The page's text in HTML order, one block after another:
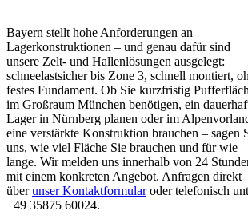
Bayern stellt hohe Anforderungen an
Lagerkonstruktionen – und genau dafür sind
unsere Zelt- und Hallenlösungen ausgelegt:
schneelastsicher bis Zone 3, schnell montiert,
festes Fundament. Ob Sie kurzfristig
im Großraum München benötigen, ein
Lager in Nürnberg planen oder im
eine verstärkte Konstruktion brauchen – sagen
uns, wie viel Fläche Sie brauchen und für wie
lange. Wir melden uns innerhalb von 24
mit einem konkreten Angebot. Anfragen direkt
überunser Kontaktformularoder telefonisch
+49 35875 60024.